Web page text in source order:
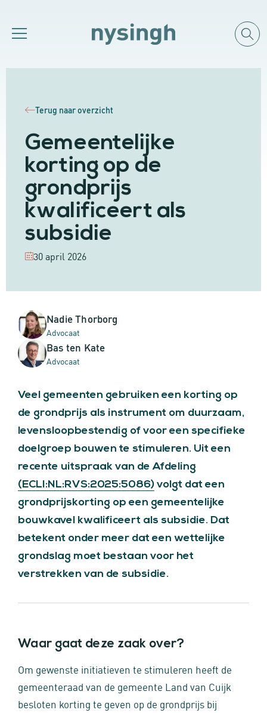
Terug naar overzicht
Gemeentelijke
korting op de
grondprijs
kwalificeert als
subsidie
30 april 2026
Nadie Thorborg
Advocaat
Bas ten Kate
Advocaat
Veel gemeenten gebruiken een korting op
de grondprijs als instrument om duurzaam,
levensloopbestendig of voor een specifieke
doelgroep bouwen te stimuleren. Uit een
recente uitspraak van de Afdeling
(ECLI:NL:RVS:2025:5086) volgt dat een
grondprijskorting op een gemeentelijke
bouwkavel kwalificeert als subsidie. Dat
betekent onder meer dat een wettelijke
grondslag moet bestaan voor het
verstrekken van de subsidie.
Waar gaat deze zaak over?
Om gewenste initiatieven te stimuleren heeft de
gemeenteraad van de gemeente Land van Cuijk
besloten korting te geven op de grondprijs bij